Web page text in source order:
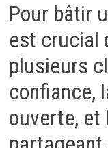
Pour bâtir
est crucial
plusieurs
confiance,
ouverte, et